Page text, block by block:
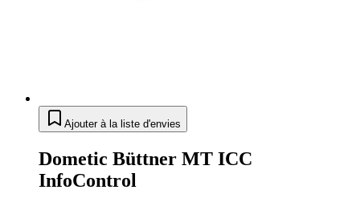
Ajouter à la liste d'envies
Dometic Büttner MT ICC
InfoControl